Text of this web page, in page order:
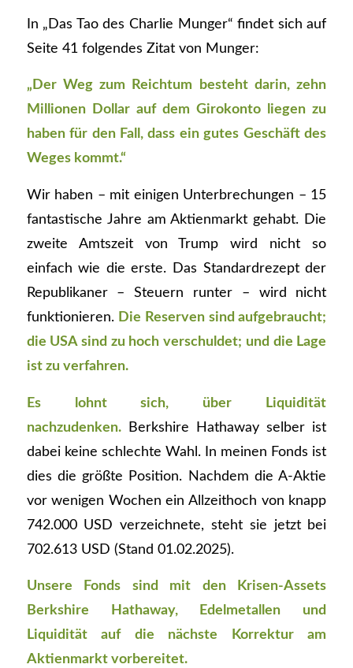
In „Das Tao des Charlie Munger“ findet sich auf
Seite 41 folgendes Zitat von Munger:
„Der Weg zum Reichtum besteht darin, zehn
Millionen Dollar auf dem Girokonto liegen zu
haben für den Fall, dass ein gutes Geschäft des
Weges kommt.“
Wir haben – mit einigen Unterbrechungen – 15
fantastische Jahre am Aktienmarkt gehabt. Die
zweite Amtszeit von Trump wird nicht so
einfach wie die erste. Das Standardrezept der
Republikaner – Steuern runter – wird nicht
funktionieren. Die Reserven sind aufgebraucht;
die USA sind zu hoch verschuldet; und die Lage
ist zu verfahren.
Es lohnt sich, über Liquidität
nachzudenken.Berkshire Hathaway selber ist
dabei keine schlechte Wahl. In meinen Fonds ist
dies die größte Position. Nachdem die A-Aktie
vor wenigen Wochen ein Allzeithoch von knapp
742.000 USD verzeichnete, steht sie jetzt bei
702.613 USD (Stand 01.02.2025).
Unsere Fonds sind mit den Krisen-Assets
Berkshire Hathaway, Edelmetallen und
Liquidität auf die nächste Korrektur am
Aktienmarkt vorbereitet.